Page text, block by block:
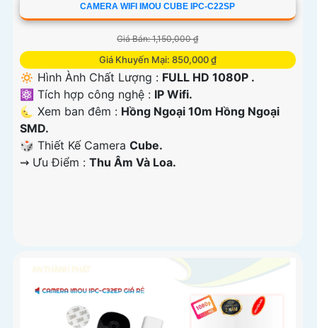
CAMERA WIFI IMOU CUBE IPC-C22SP
Giá Bán: 1,150,000 ₫
Giá Khuyến Mại: 850,000 ₫
🔅 Hình Ành Chất Lượng : FULL HD 1080P .
⚛️ Tích hợp công nghệ : IP Wifi.
🌜 Xem ban đêm : Hồng Ngoại 10m Hồng Ngoại
SMD.
🎲 Thiết Kế Camera Cube.
️⇝ Ưu Điểm : Thu Âm Và Loa.